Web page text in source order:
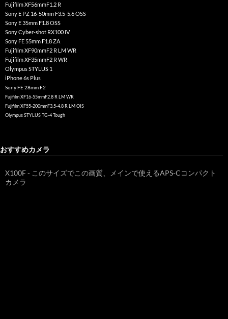
Fujifilm XF56mmF1.2 R
Sony E PZ 16-50mm F3.5-5.6 OSS
Sony E 35mm F1.8 OSS
Sony Cyber-shot RX100 IV
Sony FE 55mm F1.8 ZA
Fujifilm XF90mmF2 R LM WR
Fujifilm XF35mmF2 R WR
Olympus STYLUS 1
iPhone 6s Plus
Sony FE 28mm F2
Fujifilm XF16-55mmF2.8 R LM WR
Fujifilm XF55-200mmF3.5-4.8 R LM OIS
Olympus STYLUS TG-4 Tough
おすすめカメラ
X100F - このサイズでこの画質、メインで使えるAPS-Cコンパクト
カメラ